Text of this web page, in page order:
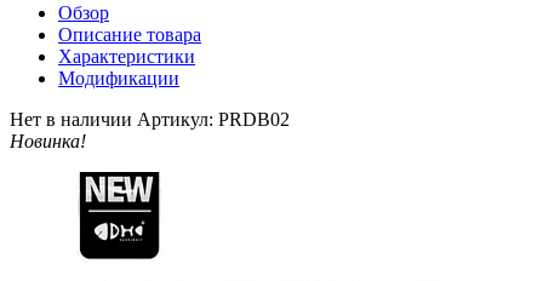
Обзор
Описание товара
Характеристики
Модификации
Нет в наличии Артикул: PRDB02
Новинка!